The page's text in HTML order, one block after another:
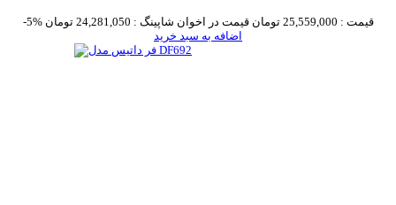
-5% قیمت : 25,559,000 تومان قیمت در اخوان شاپینگ : 24,281,050 تومان
اضافه به سبد خرید